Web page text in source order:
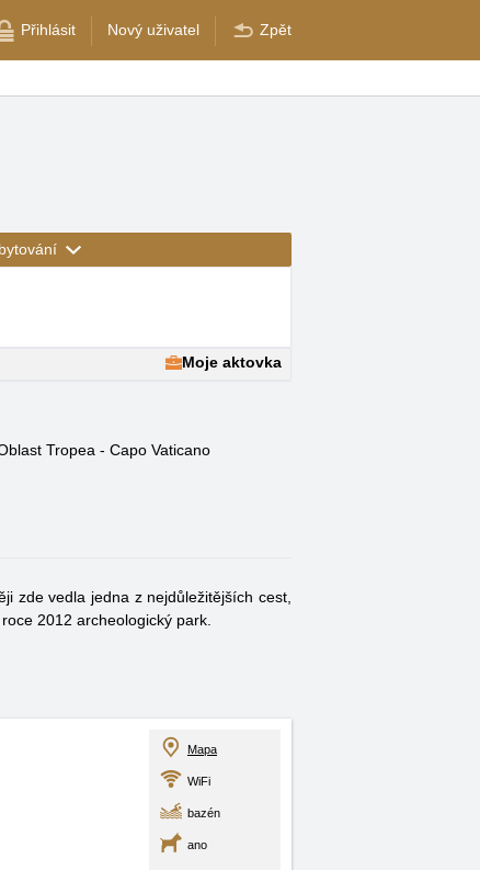
Přihlásit Nový uživatel Zpět
Moje aktovka
Tropea - Capo Vaticano
zde vedla jedna z nejdůležitějších cest,
2012 archeologický park.
Mapa
WiFi
bazén
ano